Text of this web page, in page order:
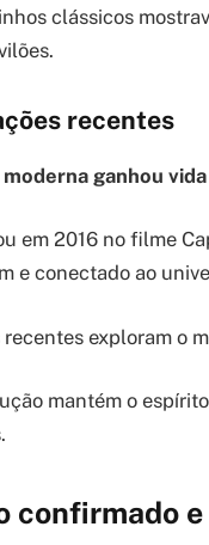
clássicos
recentes
ganhou
em 2016 no filme
e conectado ao
exploram o
mantém o
confirmado